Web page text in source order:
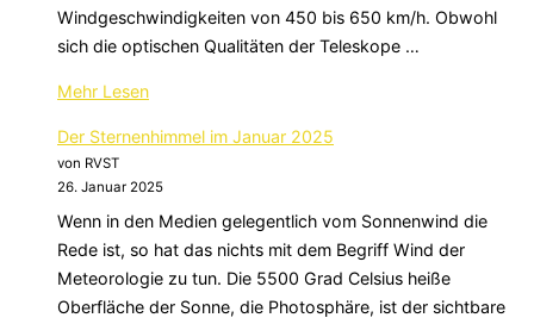
Windgeschwindigkeiten von 450 bis 650 km/h. Obwohl
sich die optischen Qualitäten der Teleskope …
Mehr über
Sternenhimmel
im
2025“
Lesen
Der Sternenhimmel im Januar 2025
von RVST
26. Januar 2025
Wenn in den Medien gelegentlich vom Sonnenwind die
Rede ist, so hat das nichts mit dem Begriff Wind der
Meteorologie zu tun. Die 5500 Grad Celsius heiße
Oberfläche der Sonne, die Photosphäre, ist der sichtbare